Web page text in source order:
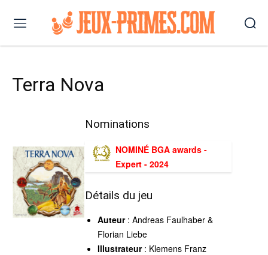
Terra Nova
Nominations
NOMINÉ BGA awards -
Expert - 2024
Détails du jeu
Auteur: Andreas Faulhaber &
Florian Liebe
Illustrateur: Klemens Franz